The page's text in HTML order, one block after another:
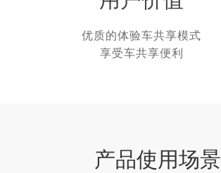
优质的体验车共享模式
享受车共享便利
产品使用场景